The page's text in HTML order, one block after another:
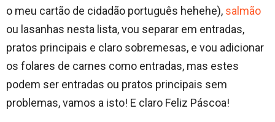
o meu cartão de cidadão português hehehe), salmão
ou lasanhas nesta lista, vou separar em entradas,
pratos principais e claro sobremesas, e vou adicionar
os folares de carnes como entradas, mas estes
podem ser entradas ou pratos principais sem
problemas, vamos a isto! E claro Feliz Páscoa!